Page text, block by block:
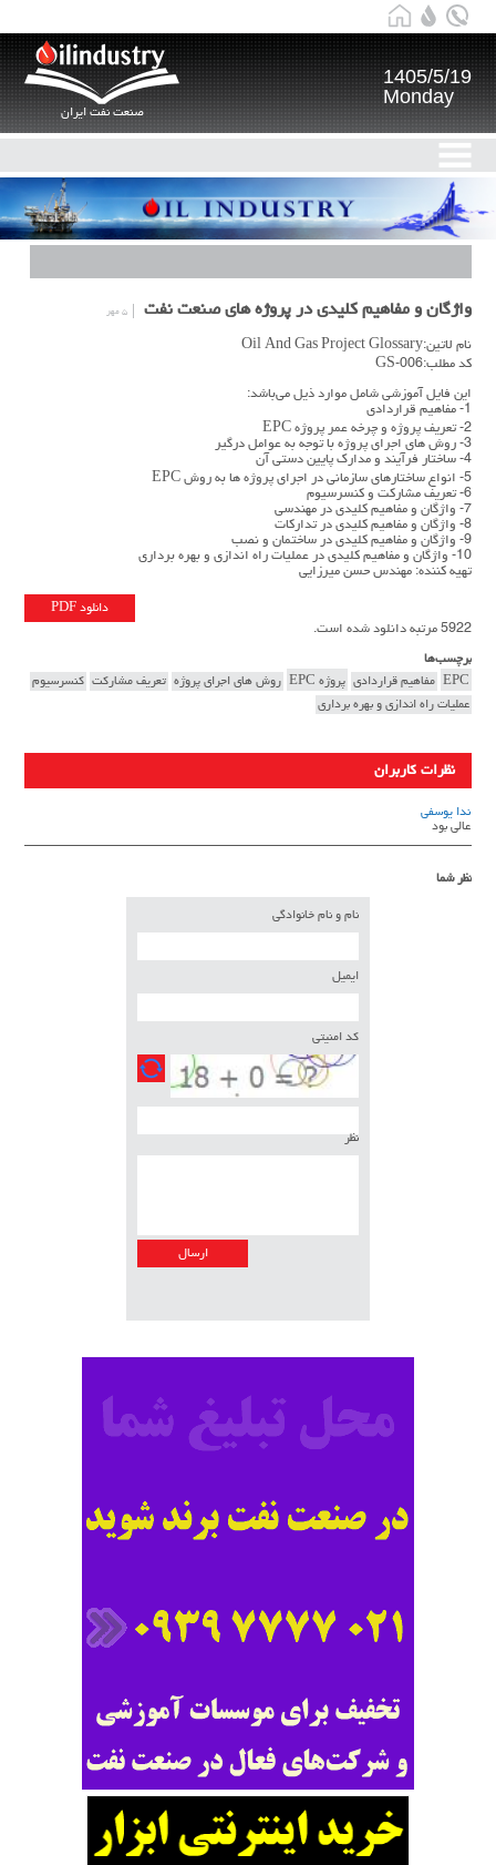
صنعت نفت ایران
1405/5/19
Monday
واژگان و مفاهیم کلیدی در پروژه های صنعت نفت ۵ مهر
نام لاتین:Oil And Gas Project Glossary
کد مطلب:GS-006
این فایل آموزشی شامل موارد ذیل می‌باشد:
1- مفاهیم قراردادی
2- تعریف پروژه و چرخه عمر پروژه EPC
3- روش های اجرای پروژه با توجه به عوامل درگیر
4- ساختار فرآیند و مدارک پایین دستی آن
5- انواع ساختارهای سازمانی در اجرای پروژه ها به روش EPC
6- تعریف مشارکت و کنسرسیوم
7- واژگان و مفاهیم کلیدی در مهندسی
8- واژگان و مفاهیم کلیدی در تدارکات
9- واژگان و مفاهیم کلیدی در ساختمان و نصب
10- واژگان و مفاهیم کلیدی در عملیات راه اندازی و بهره برداری
تهیه کننده: مهندس حسن میرزایی
دانلود PDF
5922 مرتبه دانلود شده است.
برچسب‌ها
EPC مفاهیم قراردادی پروژه EPC روش های اجرای پروژه تعریف مشارکت کنسرسیوم
عملیات راه اندازی و بهره برداری
نظرات کاربران
ندا يوسفي
عالي بود
نظر شما
نام و نام خانوادگی
ایمیل
کد امنیتی
نظر